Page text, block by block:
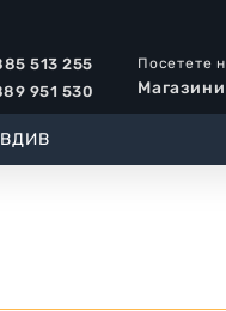
513 255
951 530
Посетете
Магазини